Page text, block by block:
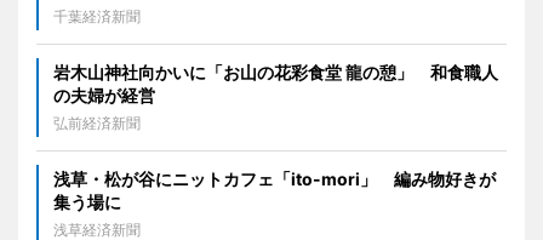
千葉経済新聞
岩木山神社向かいに「お山の花彩食堂 龍の憩」 和食職人
の夫婦が経営
弘前経済新聞
浅草・松が谷にニットカフェ「ito-mori」 編み物好きが
集う場に
浅草経済新聞